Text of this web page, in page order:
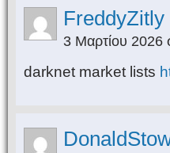
FreddyZitly
3 Μαρτίου 2026
darknet market lists